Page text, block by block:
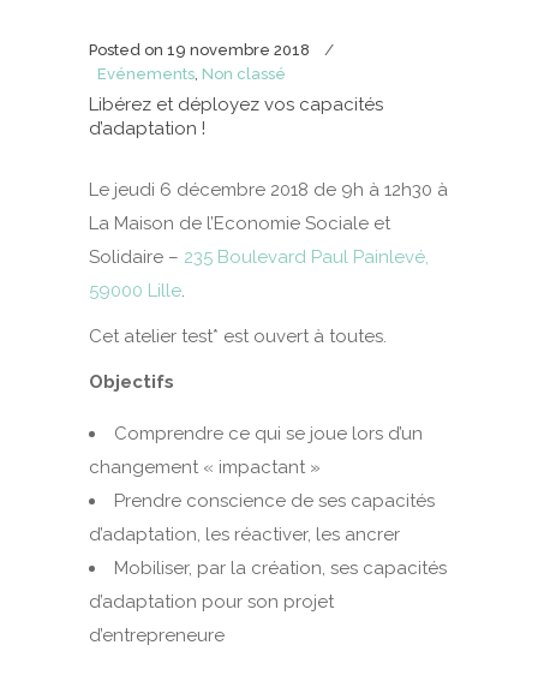
Posted on 19 novembre 2018
Evénements, Non classé
Libérez et déployez vos capacités
d’adaptation !
Le jeudi 6 décembre 2018 de 9h à 12h30 à
La Maison de l’Economie Sociale et
Solidaire – 235 Boulevard Paul Painlevé,
59000 Lille.
Cet atelier test* est ouvert à toutes.
Objectifs
Comprendre ce qui se joue lors d’un
changement « impactant »
Prendre conscience de ses capacités
d’adaptation, les réactiver, les ancrer
Mobiliser, par la création, ses capacités
d’adaptation pour son projet
d’entrepreneure